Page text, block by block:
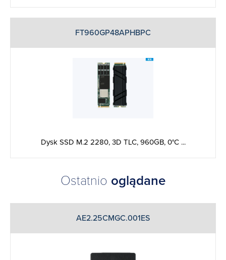
FT960GP48APHBPC
Dysk SSD M.2 2280, 3D TLC, 960GB, 0°C ...
Ostatnio oglądane
AE2.25CMGC.001ES